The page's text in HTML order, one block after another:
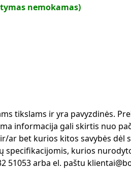
nemokamas)
tikslams ir yra pavyzdinės.
informacija gali skirtis nuo
ar bet kurios kitos savybės
specifikacijomis, kurios
51053 arba el. paštu